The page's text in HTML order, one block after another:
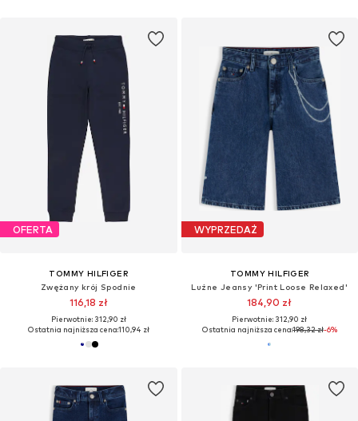
OFERTA
TOMMY HILFIGER
Zwężany krój Spodnie
116,18 zł
Pierwotnie: 312,90 zł
Ostatnia najniższa cena:110,94 zł
WYPRZEDAŻ
TOMMY HILFIGER
Luźne Jeansy 'Print Loose Relaxed'
184,90 zł
Pierwotnie: 312,90 zł
Ostatnia najniższa cena:198,32 zł-6%